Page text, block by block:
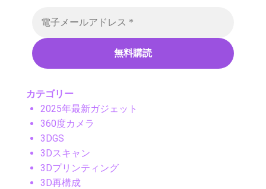
カテゴリー
2025年最新ガジェット
360度カメラ
3DGS
3Dスキャン
3Dプリンティング
3D再構成